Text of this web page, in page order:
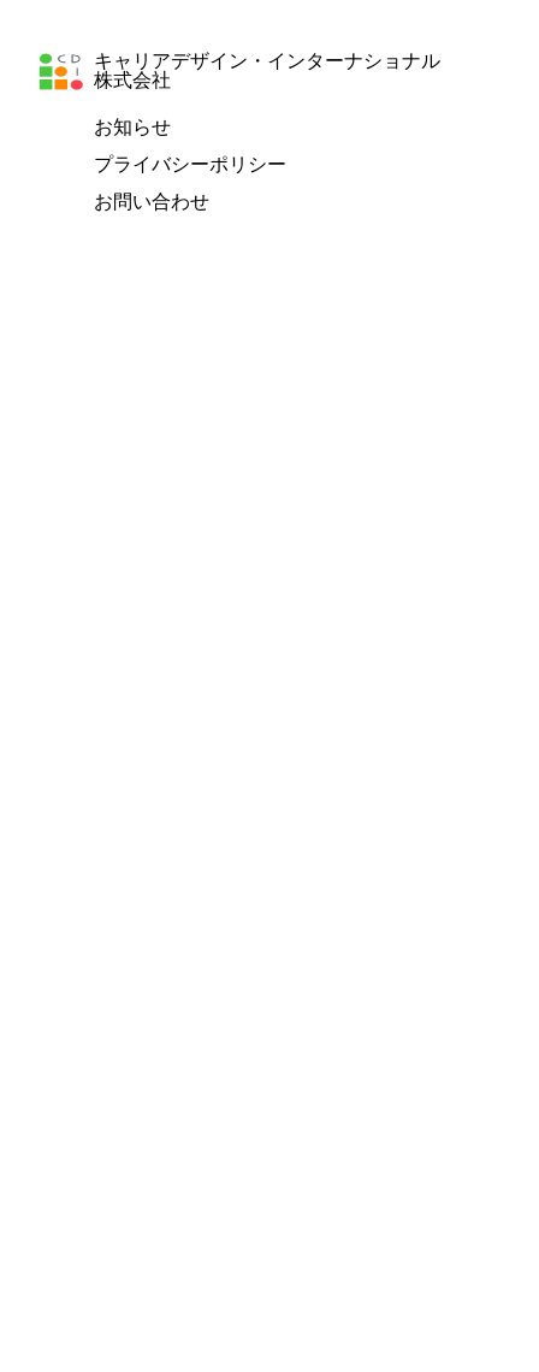
キャリアデザイン・インターナショナル
株式会社
お知らせ
プライバシーポリシー
お問い合わせ